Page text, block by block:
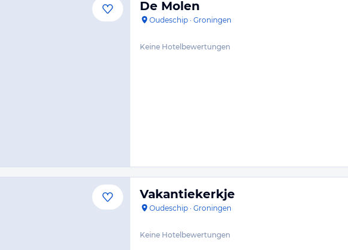
De Molen
Oudeschip · Groningen
Keine Hotelbewertungen
Vakantiekerkje
Oudeschip · Groningen
Keine Hotelbewertungen